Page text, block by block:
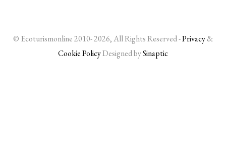
© Ecoturismonline 2010- 2026, All Rights Reserved -Privacy&
Cookie PolicyDesigned bySinaptic